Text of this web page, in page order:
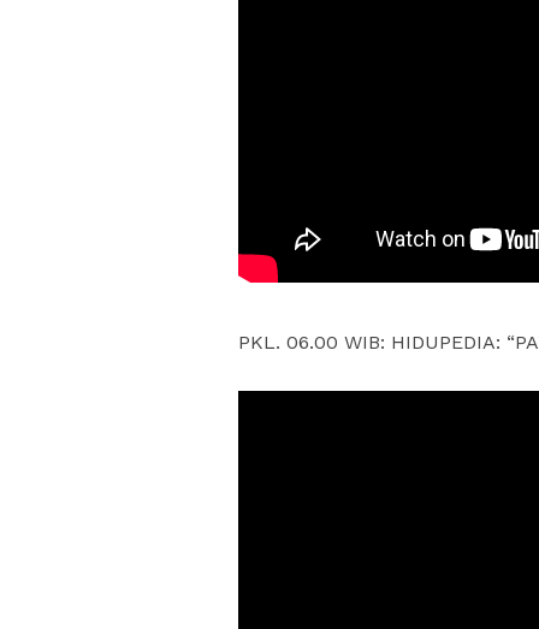
PKL. 06.00 WIB: HIDUPEDIA: